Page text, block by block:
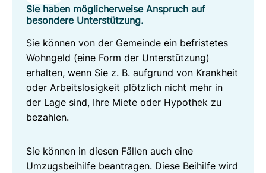
Sie haben möglicherweise Anspruch auf
besondere Unterstützung.
Sie können von der Gemeinde ein befristetes
Wohngeld (eine Form der Unterstützung)
erhalten, wenn Sie z. B. aufgrund von Krankheit
oder Arbeitslosigkeit plötzlich nicht mehr in
der Lage sind, Ihre Miete oder Hypothek zu
bezahlen.
Sie können in diesen Fällen auch eine
Umzugsbeihilfe beantragen. Diese Beihilfe wird